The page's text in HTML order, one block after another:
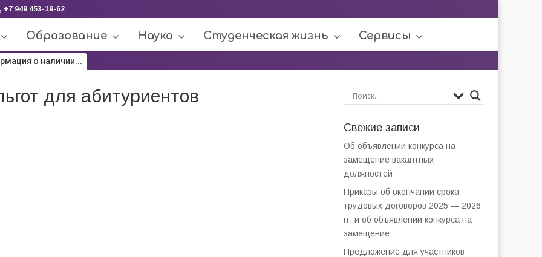
+7 949 453-19-62
Образование Наука Студенческая жизнь Сервисы
о наличии...
для абитуриентов
Свежие записи
Об объявлении конкурса на
замещение вакантных
должностей
Приказы об окончании срока
трудовых договоров 2025 — 2026
гг. и об объявлении конкурса на
замещение
Предложение для участников